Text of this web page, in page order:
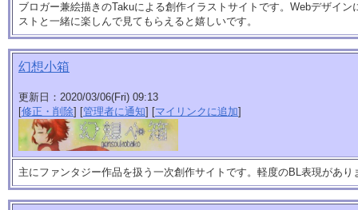
ブロガー兼絵描きのTakuによる創作イラストサイトです。Webデザイ
ストと一緒に楽しんで見てもらえると嬉しいです。
幻想小箱
更新日：2020/03/06(Fri) 09:13
[修正・削除] [管理者に通知] [マイリンクに追加]
主にファンタジー作品を扱う一次創作サイトです。軽度のBL表現があ